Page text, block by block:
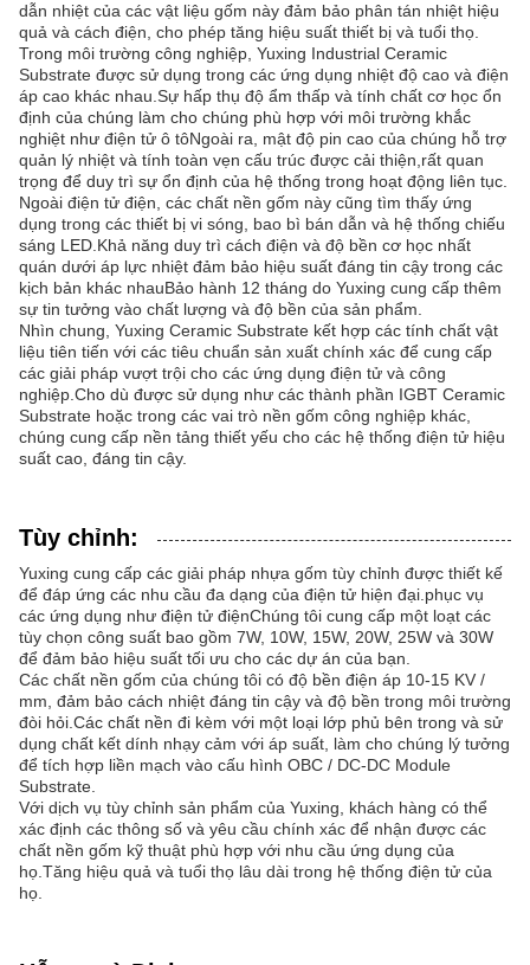
dẫn nhiệt của các vật liệu gốm này đảm bảo phân tán nhiệt hiệu
quả và cách điện, cho phép tăng hiệu suất thiết bị và tuổi thọ.
Trong môi trường công nghiệp, Yuxing Industrial Ceramic
Substrate được sử dụng trong các ứng dụng nhiệt độ cao và điện
áp cao khác nhau.Sự hấp thụ độ ẩm thấp và tính chất cơ học ổn
định của chúng làm cho chúng phù hợp với môi trường khắc
nghiệt như điện tử ô tôNgoài ra, mật độ pin cao của chúng hỗ trợ
quản lý nhiệt và tính toàn vẹn cấu trúc được cải thiện,rất quan
trọng để duy trì sự ổn định của hệ thống trong hoạt động liên tục.
Ngoài điện tử điện, các chất nền gốm này cũng tìm thấy ứng
dụng trong các thiết bị vi sóng, bao bì bán dẫn và hệ thống chiếu
sáng LED.Khả năng duy trì cách điện và độ bền cơ học nhất
quán dưới áp lực nhiệt đảm bảo hiệu suất đáng tin cậy trong các
kịch bản khác nhauBảo hành 12 tháng do Yuxing cung cấp thêm
sự tin tưởng vào chất lượng và độ bền của sản phẩm.
Nhìn chung, Yuxing Ceramic Substrate kết hợp các tính chất vật
liệu tiên tiến với các tiêu chuẩn sản xuất chính xác để cung cấp
các giải pháp vượt trội cho các ứng dụng điện tử và công
nghiệp.Cho dù được sử dụng như các thành phần IGBT Ceramic
Substrate hoặc trong các vai trò nền gốm công nghiệp khác,
chúng cung cấp nền tảng thiết yếu cho các hệ thống điện tử hiệu
suất cao, đáng tin cậy.
Tùy chỉnh:
Yuxing cung cấp các giải pháp nhựa gốm tùy chỉnh được thiết kế
để đáp ứng các nhu cầu đa dạng của điện tử hiện đại.phục vụ
các ứng dụng như điện tử điệnChúng tôi cung cấp một loạt các
tùy chọn công suất bao gồm 7W, 10W, 15W, 20W, 25W và 30W
để đảm bảo hiệu suất tối ưu cho các dự án của bạn.
Các chất nền gốm của chúng tôi có độ bền điện áp 10-15 KV /
mm, đảm bảo cách nhiệt đáng tin cậy và độ bền trong môi trường
đòi hỏi.Các chất nền đi kèm với một loại lớp phủ bên trong và sử
dụng chất kết dính nhạy cảm với áp suất, làm cho chúng lý tưởng
để tích hợp liền mạch vào cấu hình OBC / DC-DC Module
Substrate.
Với dịch vụ tùy chỉnh sản phẩm của Yuxing, khách hàng có thể
xác định các thông số và yêu cầu chính xác để nhận được các
chất nền gốm kỹ thuật phù hợp với nhu cầu ứng dụng của
họ.Tăng hiệu quả và tuổi thọ lâu dài trong hệ thống điện tử của
họ.